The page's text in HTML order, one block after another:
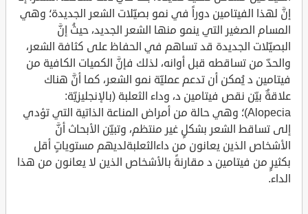
إنَّ لهذا الفيتامين دوراً في نمو بصيّلات الشعر الجديدة؛ وهي
المسام الصغير التي ينمو منها الشعر الجديد، حيثُ إنَّ
البصيّلات الجديدة قد تساهم في الحفاظ على كثافة الشعر،
والحدّ من تساقطه قبل أوانه، لذلك فإنَّ الكميات الكافية من
فيتامين د يُمكن أن تدعم عمليّة نمو الشعر، كما أنَّ هناك
علاقةٌ بيّن نقص فيتامين د، وداء الثعلبة (بالإنجليزيّة:
Alopecia)؛ وهي حالة من أمراض المناعة الذاتية التي تؤدي
إلى تساقط الشعر بشكلٍ غير منتظم، وتبيّن الأبحاث أنَّ
الأشخاص الذين يعانون من داءالثعلبةلديهم مستوياتٍ أقل
بكثيرٍ من فيتامين د مقارنةً بالأشخاص الذين لا يعانون من هذا
الداء.